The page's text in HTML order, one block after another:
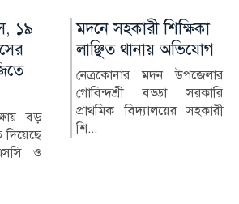
খেয়াল-খুশিমতো দেশ
চালাচ্ছে বিএনপি:
জামায়াত আমির
জামায়াতে ইসলামীর আমির ও
জাতীয় সংসদের বিরোধীদলীয়
নেতা ডা. শফিকুর রহমান